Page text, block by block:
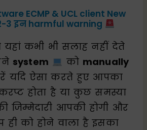
ECMP & UCL client New
3 इन harmful warning
कभी भी सलाह नहीं देते
system को manually
यदि ऐसा करते हुए आपका
होता है या कुछ समस्या
जिम्मेदारी आपकी होगी और
ही को होने वाला है इसका